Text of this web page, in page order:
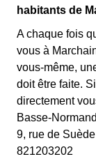
habitants de
A chaque fois
vous à
vous-même,
doit être faite.
directement
Basse-
9, rue de
821203202